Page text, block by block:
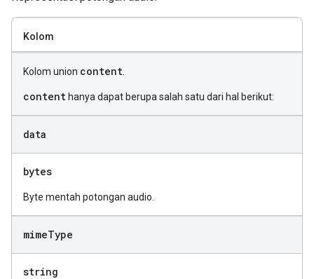
Kolom
Kolom union content
content hanya dapat berupa salah satu dari hal berikut:
data
bytes
Byte mentah potongan audio.
mimeType
string